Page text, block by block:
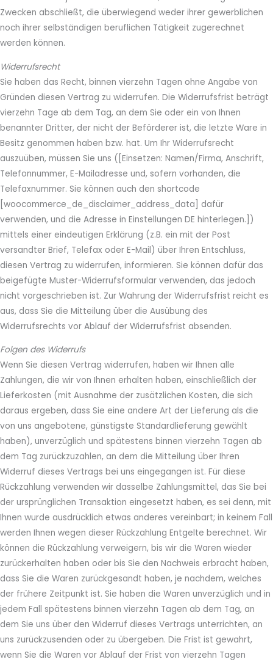
Zwecken abschließt, die überwiegend weder ihrer gewerblichen
noch ihrer selbständigen beruflichen Tätigkeit zugerechnet
werden können.
Widerrufsrecht
Sie haben das Recht, binnen vierzehn Tagen ohne Angabe von
Gründen diesen Vertrag zu widerrufen. Die Widerrufsfrist beträgt
vierzehn Tage ab dem Tag, an dem Sie oder ein von Ihnen
benannter Dritter, der nicht der Beförderer ist, die letzte Ware in
Besitz genommen haben bzw. hat. Um Ihr Widerrufsrecht
auszuüben, müssen Sie uns ([Einsetzen: Namen/Firma, Anschrift,
Telefonnummer, E-Mailadresse und, sofern vorhanden, die
Telefaxnummer. Sie können auch den shortcode
[woocommerce_de_disclaimer_address_data] dafür
verwenden, und die Adresse in Einstellungen DE hinterlegen.])
mittels einer eindeutigen Erklärung (z.B. ein mit der Post
versandter Brief, Telefax oder E-Mail) über Ihren Entschluss,
diesen Vertrag zu widerrufen, informieren. Sie können dafür das
beigefügte Muster-Widerrufsformular verwenden, das jedoch
nicht vorgeschrieben ist. Zur Wahrung der Widerrufsfrist reicht es
aus, dass Sie die Mitteilung über die Ausübung des
Widerrufsrechts vor Ablauf der Widerrufsfrist absenden.
Folgen des Widerrufs
Wenn Sie diesen Vertrag widerrufen, haben wir Ihnen alle
Zahlungen, die wir von Ihnen erhalten haben, einschließlich der
Lieferkosten (mit Ausnahme der zusätzlichen Kosten, die sich
daraus ergeben, dass Sie eine andere Art der Lieferung als die
von uns angebotene, günstigste Standardlieferung gewählt
haben), unverzüglich und spätestens binnen vierzehn Tagen ab
dem Tag zurückzuzahlen, an dem die Mitteilung über Ihren
Widerruf dieses Vertrags bei uns eingegangen ist. Für diese
Rückzahlung verwenden wir dasselbe Zahlungsmittel, das Sie bei
der ursprünglichen Transaktion eingesetzt haben, es sei denn, mit
Ihnen wurde ausdrücklich etwas anderes vereinbart; in keinem Fall
werden Ihnen wegen dieser Rückzahlung Entgelte berechnet. Wir
können die Rückzahlung verweigern, bis wir die Waren wieder
zurückerhalten haben oder bis Sie den Nachweis erbracht haben,
dass Sie die Waren zurückgesandt haben, je nachdem, welches
der frühere Zeitpunkt ist. Sie haben die Waren unverzüglich und in
jedem Fall spätestens binnen vierzehn Tagen ab dem Tag, an
dem Sie uns über den Widerruf dieses Vertrags unterrichten, an
uns zurückzusenden oder zu übergeben. Die Frist ist gewahrt,
wenn Sie die Waren vor Ablauf der Frist von vierzehn Tagen